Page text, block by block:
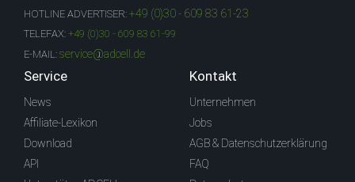
HOTLINE ADVERTISER: +49 (0)30 - 609 83 61-23
TELEFAX: +49 (0)30 - 609 83 61-99
E-MAIL: service@adcell.de
Service
News
Affiliate-Lexikon
Download
API
Kontakt
Unternehmen
Jobs
AGB & Datenschutzerklärung
FAQ